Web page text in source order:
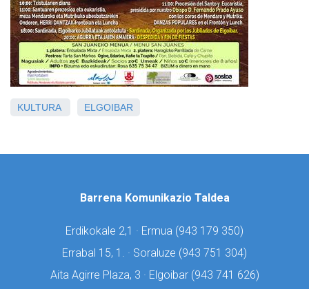
KULTURA ELGOIBAR
Barrena Komunikazio Taldea
Erdikokale 2,1 · Ermua (943 179 350)
Errabal 15, 1. · Soraluze (943 751 304)
Aita Agirre Plaza, 3 · Elgoibar (943 741 626)